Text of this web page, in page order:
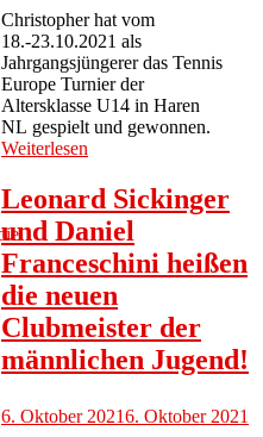
Christopher hat vom
18.-23.10.2021 als
Jahrgangsjüngerer das Tennis
Europe Turnier der
Altersklasse U14 in Haren
NL gespielt und gewonnen.
Weiterlesen
Leonard Sickinger
und Daniel
Franceschini heißen
die neuen
Clubmeister der
männlichen Jugend!
6. Oktober 20216. Oktober 2021